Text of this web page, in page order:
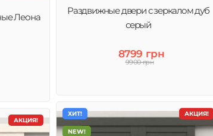
Раздвижные двери с зеркалом дуб
серый
8799 грн
9900 грн
Леона
АКЦИЯ!
ХИТ!
NEW!
АКЦИЯ!